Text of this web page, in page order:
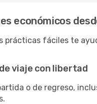
económicos
prácticas fáciles te
viaje con libertad
o de regreso,